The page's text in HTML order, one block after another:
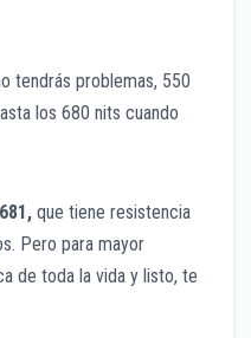
tendrás problemas, 550
los 680 nits cuando
que tiene resistencia
Pero para mayor
de toda la vida y listo, te